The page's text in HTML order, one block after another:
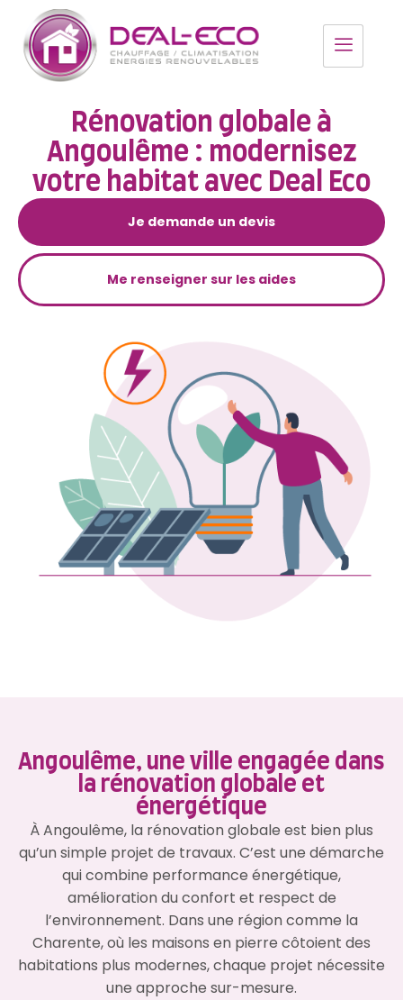
Rénovation globale à
Angoulême : modernisez
votre habitat avec Deal Eco
Je demande un devis
Me renseigner sur les aides
Angoulême, une ville engagée dans
la rénovation globale et
énergétique
À Angoulême, la rénovation globale est bien plus
qu’un simple projet de travaux. C’est une démarche
qui combine performance énergétique,
amélioration du confort et respect de
l’environnement. Dans une région comme la
Charente, où les maisons en pierre côtoient des
habitations plus modernes, chaque projet nécessite
une approche sur-mesure.